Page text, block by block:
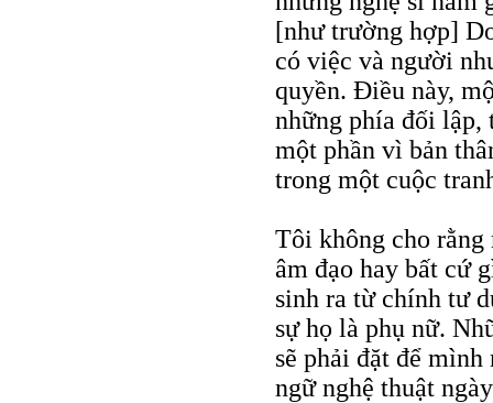
[như trường hợp]
có việc và người
quyền. Điều này,
những phía đối lập,
một phần vì bản
trong một cuộc
Tôi không cho
âm đạo hay bất cứ
sinh ra từ chính tư
sự họ là phụ nữ.
sẽ phải đặt để
ngữ nghệ thuật